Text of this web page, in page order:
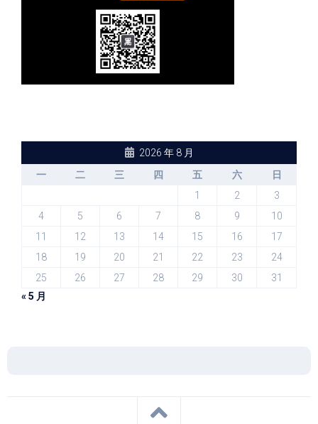
2026 年 8 月
一
二 三 四 五 六
日
1
2
3
4
5 6 7 8 9
10
11
12 13 14 15 16
17
18
19 20 21 22 23
24
25
26 27 28 29 30
31
« 5 月